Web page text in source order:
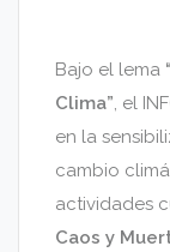
Bajo el lema
Clima”, el
en la
cambio
actividades
Caos y